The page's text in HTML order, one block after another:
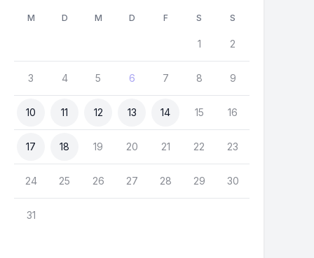
M D M D F S S
1 2
3 4 5 6 7 8 9
10 11 12 13 14 15 16
17 18 19 20 21 22 23
24 25 26 27 28 29 30
31